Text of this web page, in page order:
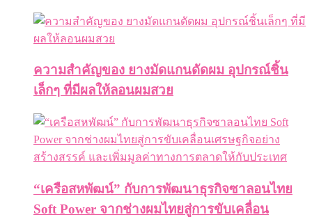
ความสำคัญของ ยางมัดแกนดัดผม อุปกรณ์ชิ้น
เล็กๆ ที่มีผลให้ลอนผมสวย
“เครือสหพัฒน์” กับการพัฒนาธุรกิจซาลอนไทย
Soft Power จากช่างผมไทยสู่การขับเคลื่อน